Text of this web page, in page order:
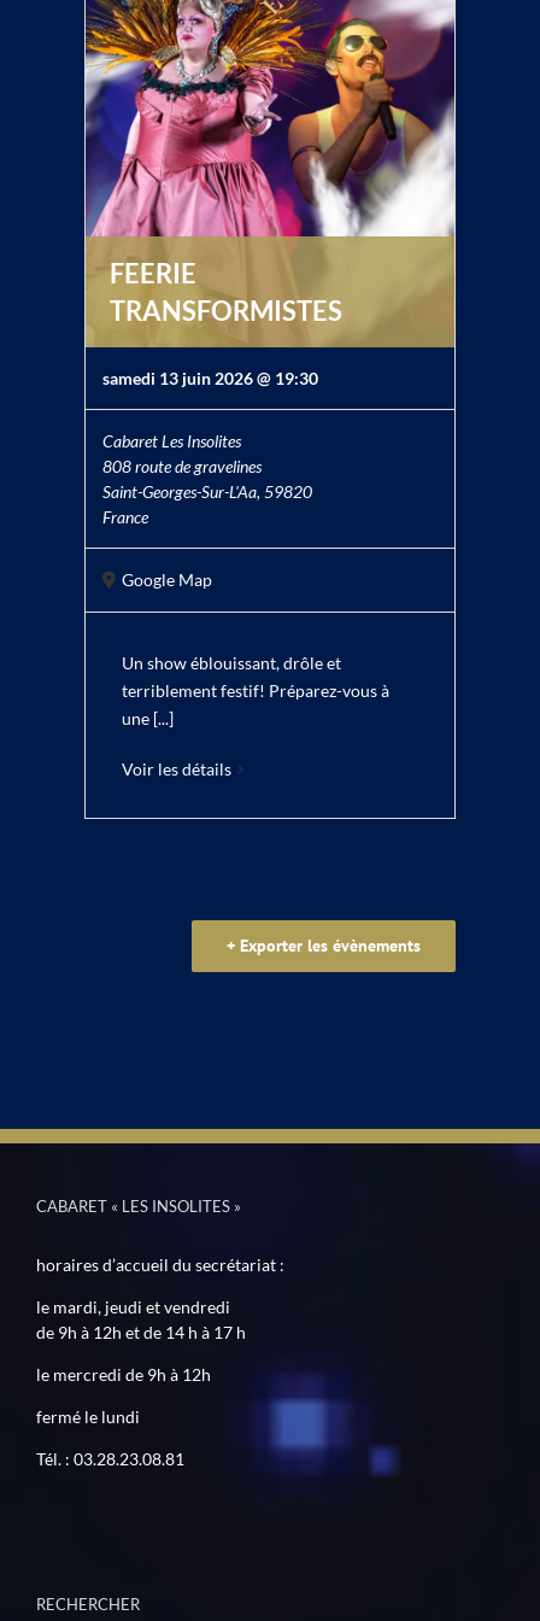
FEERIE
TRANSFORMISTES
samedi 13 juin 2026 @ 19:30
Cabaret Les Insolites
808 route de gravelines
Saint-Georges-Sur-L'Aa, 59820
France
Google Map
Un show éblouissant, drôle et
terriblement festif! Préparez-vous à
une [...]
Voir les détails
+ Exporter les évènements
CABARET « LES INSOLITES »
horaires d’accueil du secrétariat :
le mardi, jeudi et vendredi
de 9h à 12h et de 14 h à 17 h
le mercredi de 9h à 12h
fermé le lundi
Tél. : 03.28.23.08.81
RECHERCHER